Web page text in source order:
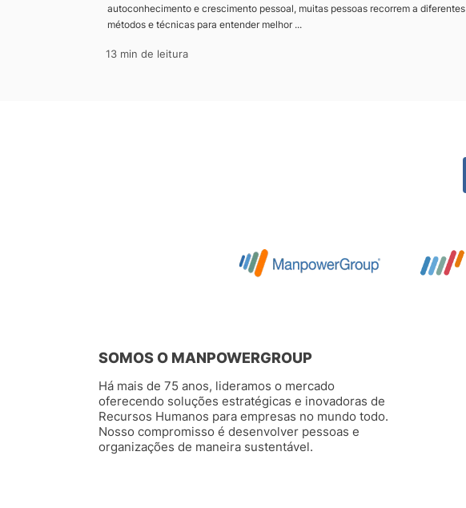
autoconhecimento e crescimento pessoal, muitas pessoas recorrem a diferentes
métodos e técnicas para entender melhor ...
13 min de leitura
SOMOS O MANPOWERGROUP
Há mais de 75 anos, lideramos o mercado
oferecendo soluções estratégicas e inovadoras de
Recursos Humanos para empresas no mundo todo.
Nosso compromisso é desenvolver pessoas e
organizações de maneira sustentável.